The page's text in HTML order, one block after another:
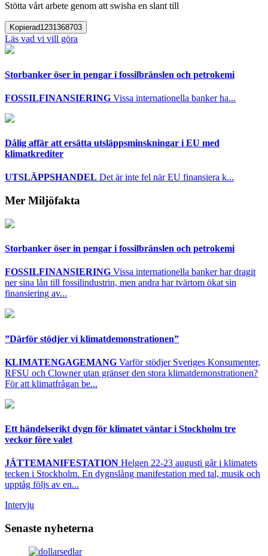
Stötta vårt arbete genom att swisha en slant till
Kopierad1231368703
Läs vad vi vill göra
Storbanker öser in pengar i fossilbränslen och petrokemi
FOSSILFINANSIERING Vissa internationella banker ha...
Dålig affär att ersätta utsläppsminskningar i EU med
klimatkrediter
UTSLÄPPSHANDEL Det är inte fel när EU finansiera k...
Mer Miljöfakta
Storbanker öser in pengar i fossilbränslen och petrokemi
FOSSILFINANSIERING Vissa internationella banker har dragit
ner sina lån till fossilindustrin, men andra har tvärtom ökat sin
finansiering av...
”Därför stödjer vi klimatdemonstrationen”
KLIMATENGAGEMANG Varför stödjer Sveriges Konsumenter,
RFSU och Clowner utan gränser den stora klimatdemonstrationen?
För att klimatfrågan be...
Ett händelserikt dygn för klimatet väntar i Stockholm tre
veckor före valet
JÄTTEMANIFESTATION Helgen 22-23 augusti går i klimatets
tecken i Stockholm. En dygnslång manifestation med tal, musik och
upptåg följs av en...
Intervju
Senaste nyheterna